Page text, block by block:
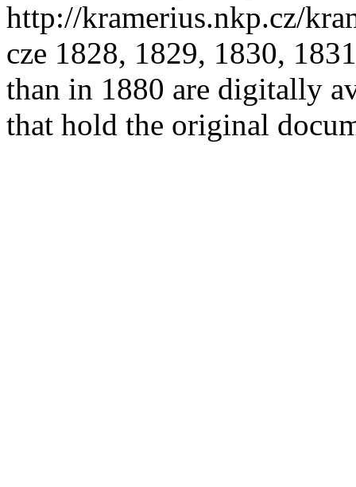
http://kramerius.nkp.cz/
cze 1828, 1829, 1830,
than in 1880 are digitally
that hold the original